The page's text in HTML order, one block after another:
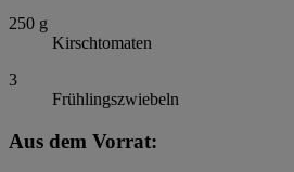
250 g
Kirschtomaten
3
Frühlingszwiebeln
Aus dem Vorrat: